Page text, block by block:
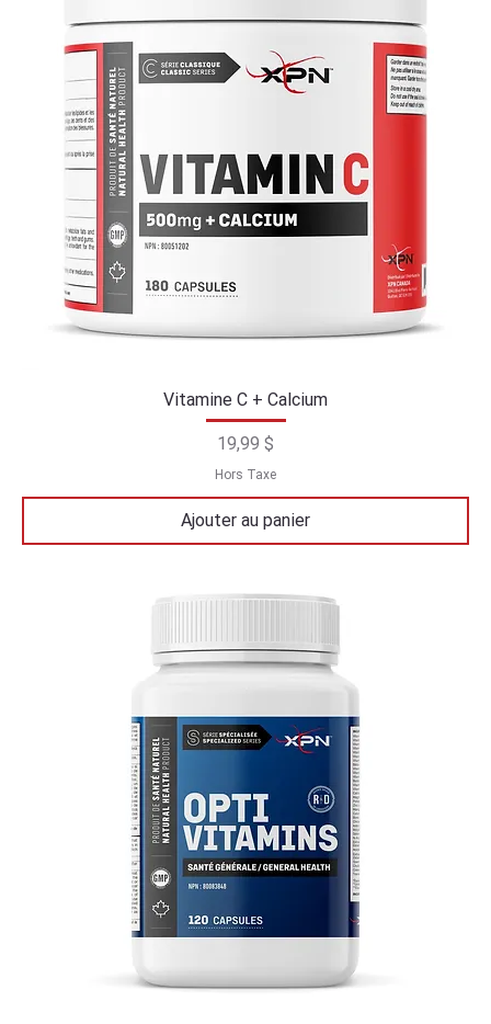
Vitamine C + Calcium
Prix
19,99 $
Hors Taxe
Ajouter au panier